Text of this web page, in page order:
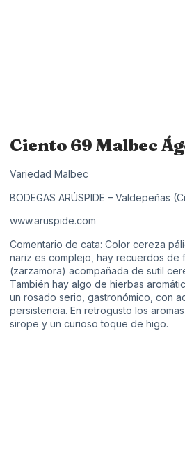
Ciento 69 Malbec
Variedad Malbec
BODEGAS ARÚSPIDE – Valdepeñas
www.aruspide.com
Comentario de cata: Color cereza
nariz es complejo, hay recuerdos de
(zarzamora) acompañada de sutil
También hay algo de hierbas
un rosado serio, gastronómico, con
persistencia. En retrogusto los
sirope y un curioso toque de higo.